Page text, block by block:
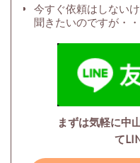
今すぐ依頼はしない
聞きたいのですが・・
まずは気軽に中
て